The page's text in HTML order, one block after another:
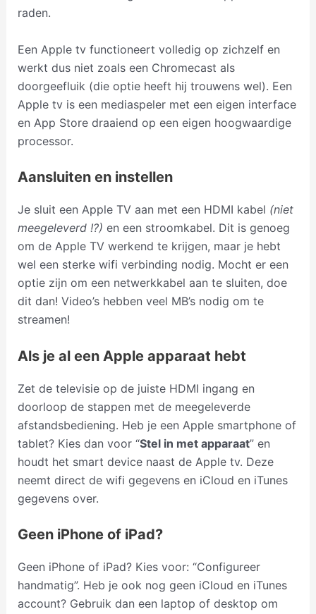
raden.
Een Apple tv functioneert volledig op zichzelf en
werkt dus niet zoals een Chromecast als
doorgeefluik (die optie heeft hij trouwens wel). Een
Apple tv is een mediaspeler met een eigen interface
en App Store draaiend op een eigen hoogwaardige
processor.
Aansluiten en instellen
Je sluit een Apple TV aan met een HDMI kabel (niet
meegeleverd !?) en een stroomkabel. Dit is genoeg
om de Apple TV werkend te krijgen, maar je hebt
wel een sterke wifi verbinding nodig. Mocht er een
optie zijn om een netwerkkabel aan te sluiten, doe
dit dan! Video’s hebben veel MB’s nodig om te
streamen!
Als je al een Apple apparaat hebt
Zet de televisie op de juiste HDMI ingang en
doorloop de stappen met de meegeleverde
afstandsbediening. Heb je een Apple smartphone of
tablet? Kies dan voor “Stel in met apparaat” en
houdt het smart device naast de Apple tv. Deze
neemt direct de wifi gegevens en iCloud en iTunes
gegevens over.
Geen iPhone of iPad?
Geen iPhone of iPad? Kies voor: “Configureer
handmatig”. Heb je ook nog geen iCloud en iTunes
account? Gebruik dan een laptop of desktop om